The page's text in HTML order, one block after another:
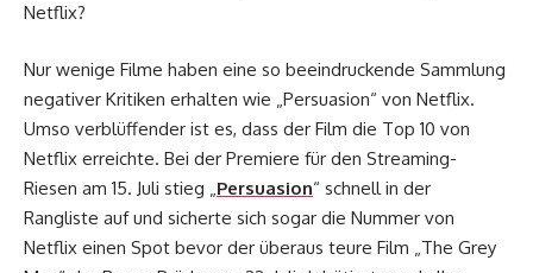
Netflix?
Nur wenige Filme haben eine so beeindruckende Sammlung
negativer Kritiken erhalten wie „Persuasion“ von Netflix.
Umso verblüffender ist es, dass der Film die Top 10 von
Netflix erreichte. Bei der Premiere für den Streaming-
Riesen am 15. Juli stieg „ Persuasion“ schnell in der
Rangliste auf und sicherte sich sogar die Nummer von
Netflix einen Spot bevor der überaus teure Film „The Grey